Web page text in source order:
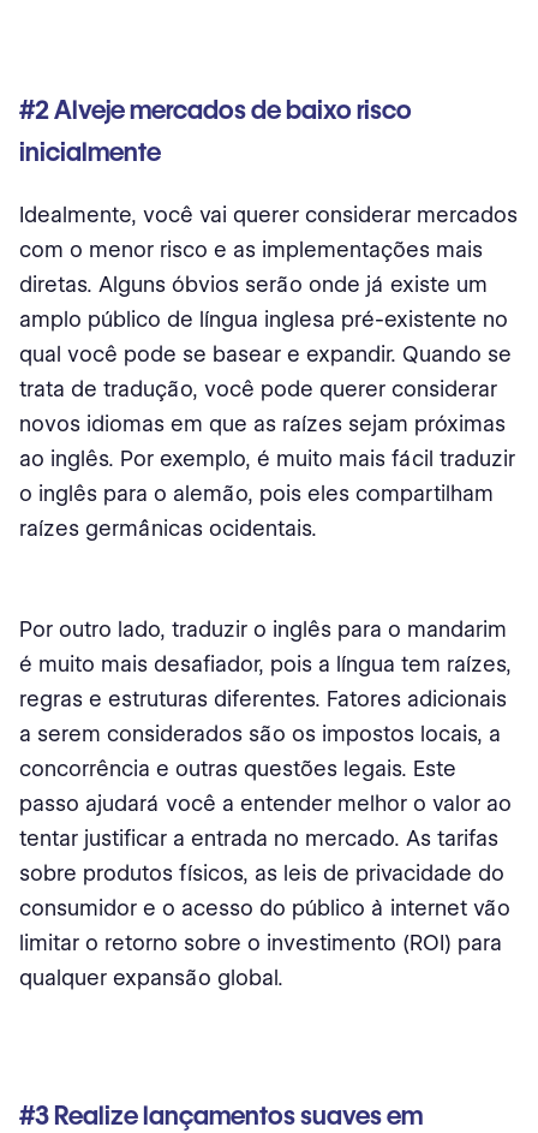
#2 Alveje mercados de baixo risco
inicialmente
Idealmente, você vai querer considerar mercados
com o menor risco e as implementações mais
diretas. Alguns óbvios serão onde já existe um
amplo público de língua inglesa pré-existente no
qual você pode se basear e expandir. Quando se
trata de tradução, você pode querer considerar
novos idiomas em que as raízes sejam próximas
ao inglês. Por exemplo, é muito mais fácil traduzir
o inglês para o alemão, pois eles compartilham
raízes germânicas ocidentais.
Por outro lado, traduzir o inglês para o mandarim
é muito mais desafiador, pois a língua tem raízes,
regras e estruturas diferentes. Fatores adicionais
a serem considerados são os impostos locais, a
concorrência e outras questões legais. Este
passo ajudará você a entender melhor o valor ao
tentar justificar a entrada no mercado. As tarifas
sobre produtos físicos, as leis de privacidade do
consumidor e o acesso do público à internet vão
limitar o retorno sobre o investimento (ROI) para
qualquer expansão global.
#3 Realize lançamentos suaves em